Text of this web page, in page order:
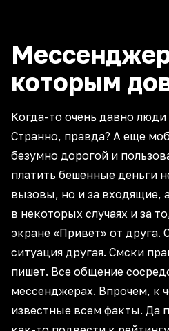
которым
Когда-то очень давно
Странно, правда? А еще
безумно дорогой и
платить бешенные деньги
вызовы, но и за входящие,
в некоторых случаях и за
экране «Привет» от друга.
ситуация другая. Смски
пишет. Все общение
мессенджерах. Впрочем, к
известные всем факты. Да